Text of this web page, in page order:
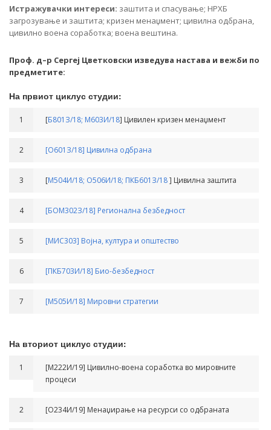
Истражувачки интереси: заштита и спасување; НРХБ
загрозување и заштита; кризен менаџмент; цивилна одбрана,
цивилно воена соработка; воена вештина.
Проф. д–р Сергеј Цветковски изведува настава и вежби по
предметите:
На првиот циклус студии:
1 [Б801З/18; М603И/18] Цивилен кризен менаџмент
2 [О601З/18] Цивилна одбрана
3 [М504И/18; О506И/18; ПКБ601З/18] Цивилна заштита
4 [БОМ302З/18] Регионална безбедност
5 [МИС303] Војна, култура и општество
6 [ПКБ703И/18] Био-безбедност
7 [М505И/18] Мировни стратегии
На вториот циклус студии:
1
[М222И/19] Цивилно-воена соработка во мировните
процеси
2 [О234И/19] Менаџирање на ресурси со одбраната